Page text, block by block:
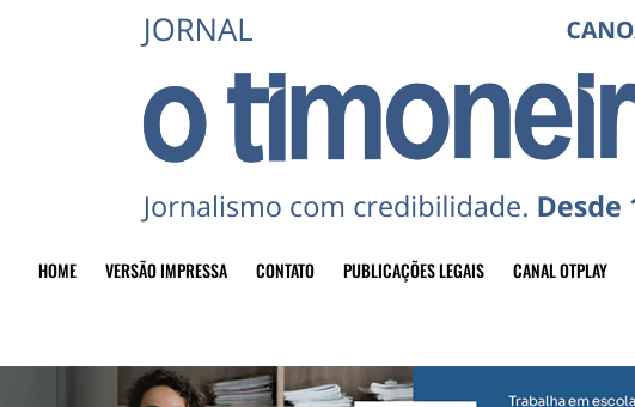
HOME VERSÃO IMPRESSA CONTATO PUBLICAÇÕES LEGAIS CANAL OTPLAY